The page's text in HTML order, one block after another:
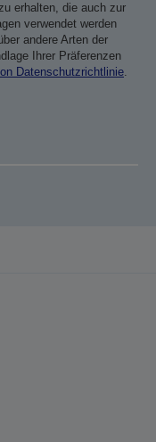
erhalten, die auch zur
verwendet werden
andere Arten der
Ihrer Präferenzen
Datenschutzrichtlinie.